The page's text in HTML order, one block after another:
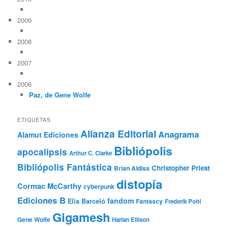
2009
2008
2007
2006
Paz, de Gene Wolfe
ETIQUETAS
Alamut Ediciones Alianza Editorial Anagrama
apocalipsis Arthur C. Clarke Bibliópolis
Bibliópolis Fantástica Brian Aldiss Christopher Priest
Cormac McCarthy cyberpunk distopía
Ediciones B Elia Barceló fandom Fantascy Frederik Pohl
Gene Wolfe Gigamesh Harlan Ellison